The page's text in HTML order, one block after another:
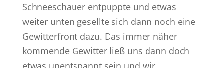
Schneeschauer entpuppte und etwas
weiter unten gesellte sich dann noch eine
Gewitterfront dazu. Das immer näher
kommende Gewitter ließ uns dann doch
etwas unentspannt sein und wir